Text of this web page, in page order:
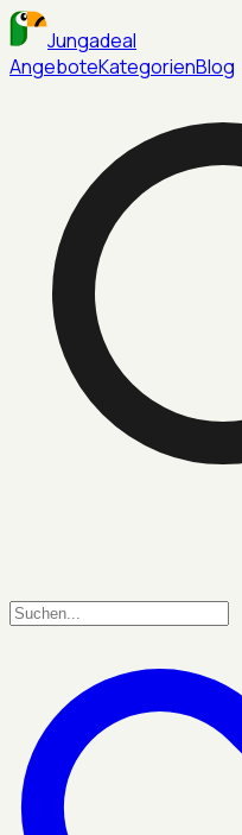
Jungadeal
AngeboteKategorienBlog